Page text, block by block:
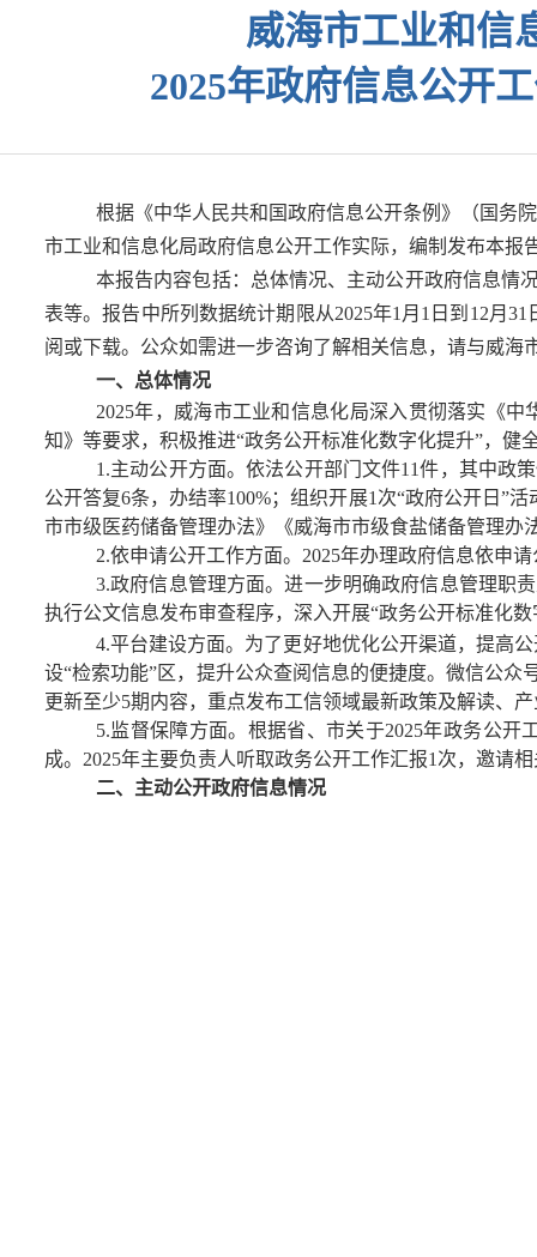
威海市工业和信
2025年政府信息公开
根据《中华人民共和国政府信息公开条例》（国务
市工业和信息化局政府信息公开工作实际，编制发布本报
本报告内容包括：总体情况、主动公开政府信息情
表等。报告中所列数据统计期限从2025年1 月 1 日到 12月 31
阅或下载。公众如需进一步咨询了解相关信息，请与威海
一、总体情况
2025年，威海市工业和信息化局深入贯彻落实《中
知》等要求，积极推进“政务公开标准化数字化提升”，健
1.主动公开方面。依法公开部门文件11件，其中政
公开答复6条，办结率100%；组织开展1 次“政府公开日 ”活
市市级医药储备管理办法》《威海市市级食盐储备管理办
2.依申请公开工作方面。 2025年办理政府信息依申请
3.政府信息管理方面。进一步明确政府信息管理职
执行公文信息发布审查程序， 深入开展“政务公开标准化
4.平台建设方面。 为了更好地优化公开渠道，提高
设“检索功能”区，提升公众查阅信息的便捷度。微信公
更新至少5期内容，重点发布工信领域最新政策及解读、
5.监督保障方面。 根据省、市关于2025年政务公开
成。 2025年主要负责人听取政务公开工作汇报1 次，邀请
二、主动公开政府信息情况